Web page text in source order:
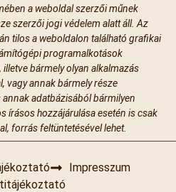
a weboldal szerzői műnek
szerzői jogi védelem alatt áll. Az
tilos a weboldalon található grafikai
programalkotások
bármely olyan alkalmazás
vagy annak bármely része
adatbázisából bármilyen
írásos hozzájárulása esetén is csak
forrás feltüntetésével lehet.
Impresszum